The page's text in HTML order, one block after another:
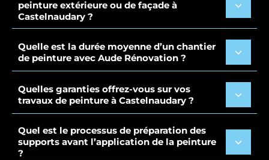
peinture extérieure ou de façade à
Castelnaudary ?
Quelle est la durée moyenne d’un chantier
de peinture avec Aude Rénovation ?
Quelles garanties offrez-vous sur vos
travaux de peinture à Castelnaudary ?
Quel est le processus de préparation des
supports avant l’application de la peinture
?